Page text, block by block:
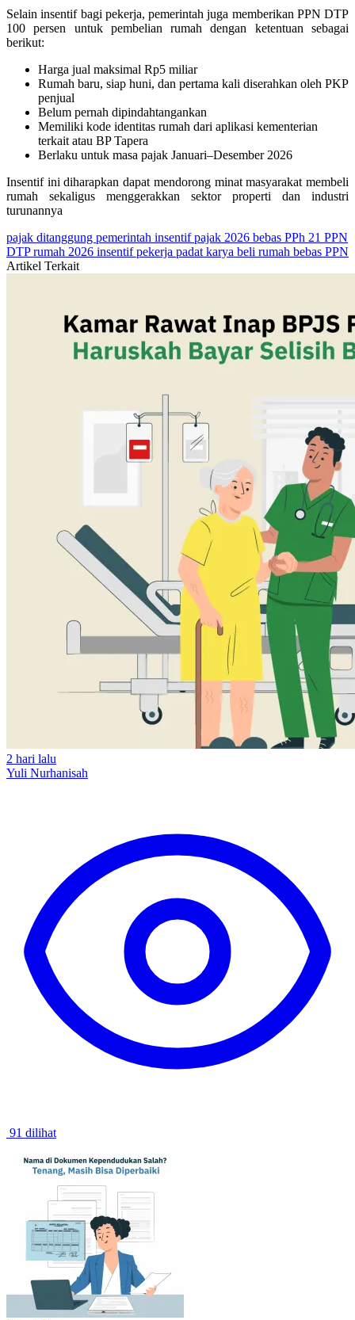
Selain insentif bagi pekerja, pemerintah juga memberikan PPN DTP
100 persen untuk pembelian rumah dengan ketentuan sebagai
berikut:
Harga jual maksimal Rp5 miliar
Rumah baru, siap huni, dan pertama kali diserahkan oleh PKP
penjual
Belum pernah dipindahtangankan
Memiliki kode identitas rumah dari aplikasi kementerian
terkait atau BP Tapera
Berlaku untuk masa pajak Januari–Desember 2026
Insentif ini diharapkan dapat mendorong minat masyarakat membeli
rumah sekaligus menggerakkan sektor properti dan industri
turunannya
pajak ditanggung pemerintah insentif pajak 2026 bebas PPh 21 PPN
DTP rumah 2026 insentif pekerja padat karya beli rumah bebas PPN
Artikel Terkait
2 hari lalu
Yuli Nurhanisah
91 dilihat